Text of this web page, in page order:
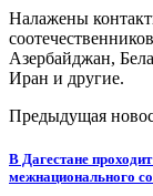
Налажены
Азербайджан,
Иран и другие.
Предыдущая
В Дагестане
межнационального